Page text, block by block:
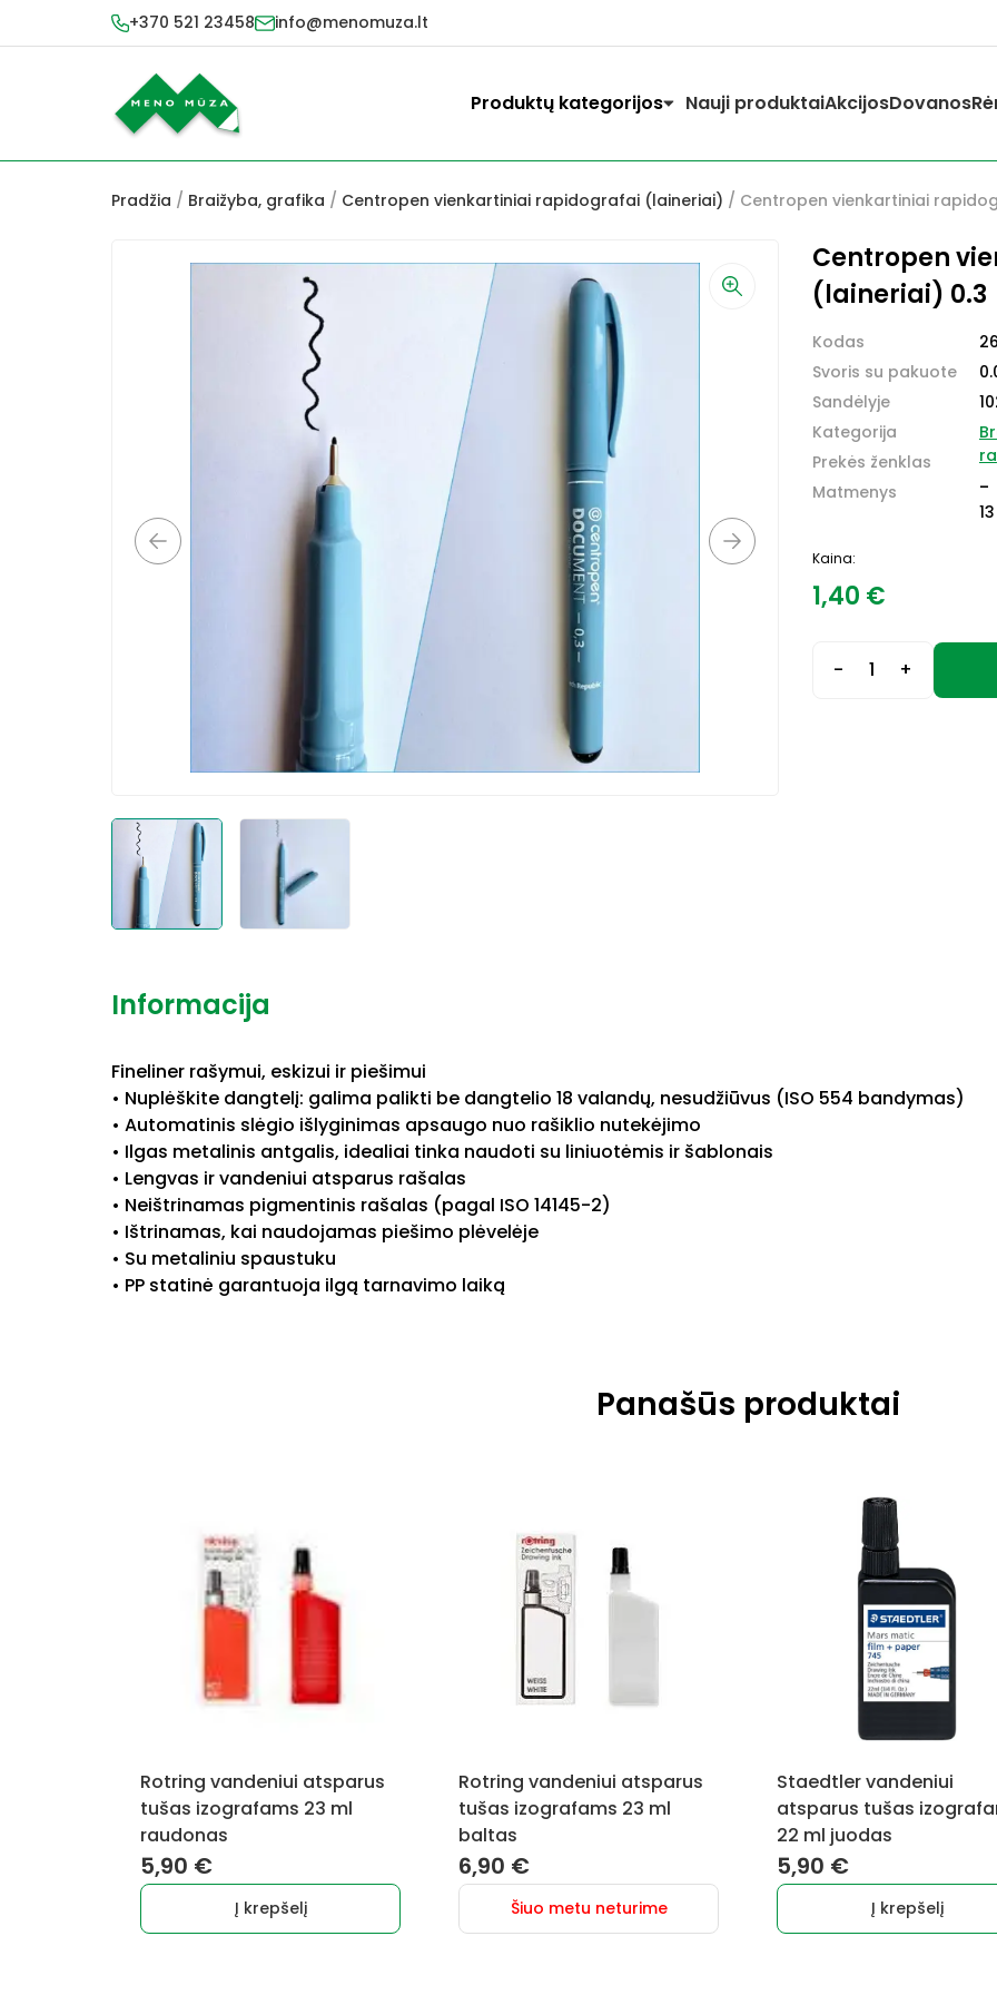
+370 521 23458 info@menomuza.lt
Produktų kategorijos Nauji produktaiAkcijosDovanos
Pradžia / Braižyba, grafika / Centropen vienkartiniai rapidografai (laineriai) / Centropen vienkartiniai
Centropen
(laineriai) 0.3
Kodas
Svoris su pakuote
Sandėlyje
Kategorija
Prekės ženklas
Matmenys
-
Kaina:
1,40 €
- +
Informacija
Fineliner rašymui, eskizui ir piešimui
• Nuplėškite dangtelį: galima palikti be dangtelio 18 valandų, nesudžiūvus (ISO 554 bandymas)
• Automatinis slėgio išlyginimas apsaugo nuo rašiklio nutekėjimo
• Ilgas metalinis antgalis, idealiai tinka naudoti su liniuotėmis ir šablonais
• Lengvas ir vandeniui atsparus rašalas
• Neištrinamas pigmentinis rašalas (pagal ISO 14145-2)
• Ištrinamas, kai naudojamas piešimo plėvelėje
• Su metaliniu spaustuku
• PP statinė garantuoja ilgą tarnavimo laiką
Panašūs produktai
Rotring vandeniui atsparus
tušas izografams 23 ml
raudonas
5,90 €
Į krepšelį
Rotring vandeniui atsparus
tušas izografams 23 ml
baltas
6,90 €
Šiuo metu neturime
Staedtler vandeniui
atsparus tušas
22 ml juodas
5,90 €
Į krepšelį